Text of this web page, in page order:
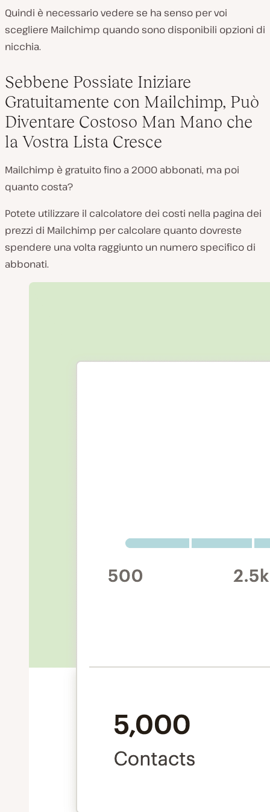
Quindi è necessario vedere se ha senso per voi
scegliere Mailchimp quando sono disponibili opzioni di
nicchia.
Sebbene Possiate Iniziare
Gratuitamente con Mailchimp, Può
Diventare Costoso Man Mano che
la Vostra Lista Cresce
Mailchimp è gratuito fino a 2000 abbonati, ma poi
quanto costa?
Potete utilizzare il calcolatore dei costi nella pagina dei
prezzi di Mailchimp per calcolare quanto dovreste
spendere una volta raggiunto un numero specifico di
abbonati.